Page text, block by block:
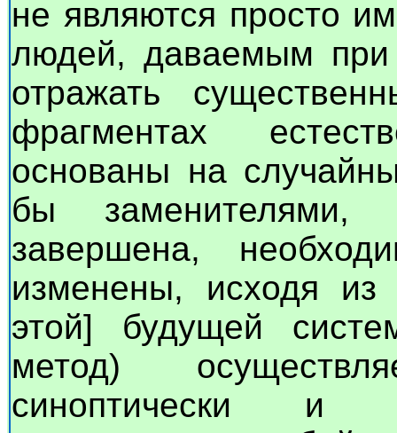
не являются просто
людей, даваемым
отражать
фрагментах
основаны на
бы заменителями,
завершена,
изменены, исходя из
этой] будущей
метод)
синоптически и